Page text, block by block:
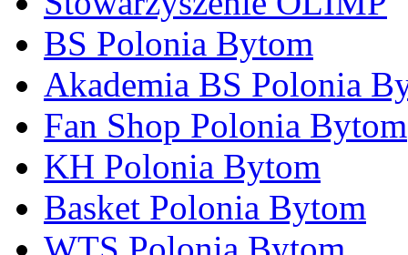
BS Polonia Bytom
Akademia BS Polonia
Fan Shop Polonia Bytom
KH Polonia Bytom
Basket Polonia Bytom